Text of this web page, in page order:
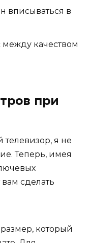
вписываться в
между качеством
при
я не
Теперь, имея
сделать
который